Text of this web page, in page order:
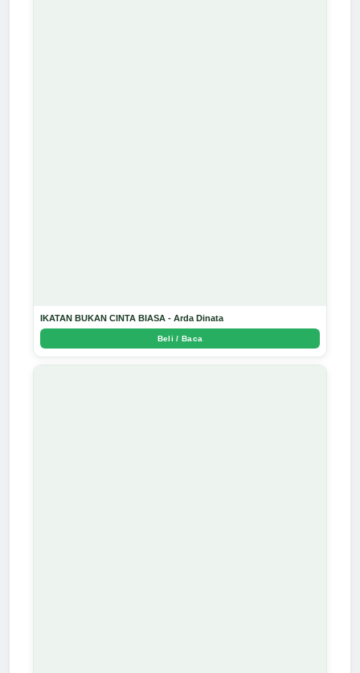
IKATAN BUKAN CINTA BIASA - Arda Dinata
Beli / Baca